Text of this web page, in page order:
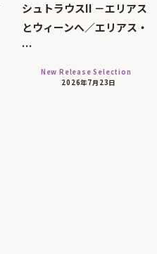
シュトラウスII －エリアス
とウィーンへ／エリアス・
…
New Release Selection
2026年7月23日